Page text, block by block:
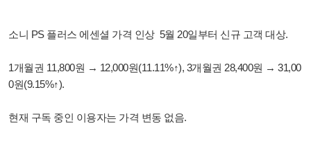
소니 PS 플러스 에센셜 가격 인상 5월 20일부터 신규 고객 대상.
1개월권 11,800원 → 12,000원(11.11%↑), 3개월권 28,400원 → 31,00
0원(9.15%↑).
현재 구독 중인 이용자는 가격 변동 없음.